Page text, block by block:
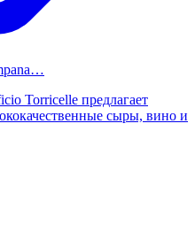
Torricelle предлагает
сыры, вино и